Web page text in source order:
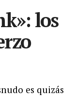
los
es quizás